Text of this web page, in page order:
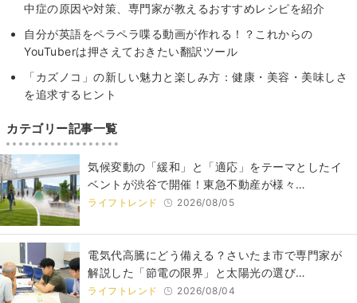
中症の原因や対策、専門家が教えるおすすめレシピを紹介
自分が英語をペラペラ喋る動画が作れる！？これからの
YouTuberは押さえておきたい翻訳ツール
「カズノコ」の新しい魅力と楽しみ方：健康・美容・美味しさ
を追求するヒント
カテゴリー記事一覧
気候変動の「緩和」と「適応」をテーマとしたイ
ベントが渋谷で開催！東急不動産が様々…
ライフトレンド 2026/08/05
電気代高騰にどう備える？さいたま市で専門家が
解説した「節電の限界」と太陽光の選び…
ライフトレンド 2026/08/04